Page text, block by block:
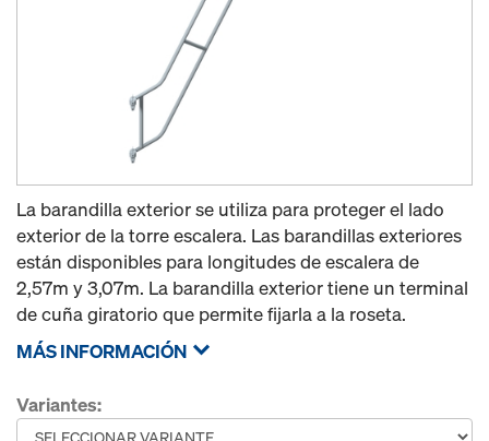
La barandilla exterior se utiliza para proteger el lado
exterior de la torre escalera. Las barandillas exteriores
están disponibles para longitudes de escalera de
2,57m y 3,07m. La barandilla exterior tiene un terminal
de cuña giratorio que permite fijarla a la roseta.
MÁS INFORMACIÓN
Variantes: